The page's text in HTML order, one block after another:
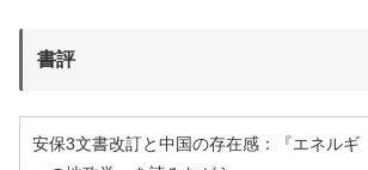
書評
安保3文書改訂と中国の存在感：『エネルギ